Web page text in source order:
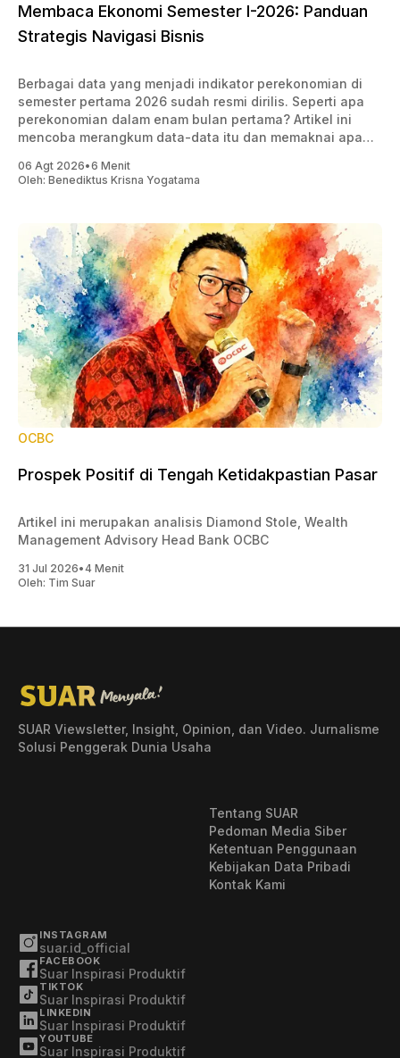
Membaca Ekonomi Semester I-2026: Panduan
Strategis Navigasi Bisnis
Berbagai data yang menjadi indikator perekonomian di
semester pertama 2026 sudah resmi dirilis. Seperti apa
perekonomian dalam enam bulan pertama? Artikel ini
mencoba merangkum data-data itu dan memaknai apa
06 Agt 2026•6 Menit
Oleh: Benediktus Krisna Yogatama
OCBC
Prospek Positif di Tengah Ketidakpastian Pasar
Artikel ini merupakan analisis Diamond Stole, Wealth
Management Advisory Head Bank OCBC
31 Jul 2026•4 Menit
Oleh: Tim Suar
SUAR Viewsletter, Insight, Opinion, dan Video. Jurnalisme
Solusi Penggerak Dunia Usaha
Tentang SUAR
Pedoman Media Siber
Ketentuan Penggunaan
Kebijakan Data Pribadi
Kontak Kami
INSTAGRAM
suar.id_official
FACEBOOK
Suar Inspirasi Produktif
TIKTOK
Suar Inspirasi Produktif
LINKEDIN
Suar Inspirasi Produktif
YOUTUBE
Suar Inspirasi Produktif